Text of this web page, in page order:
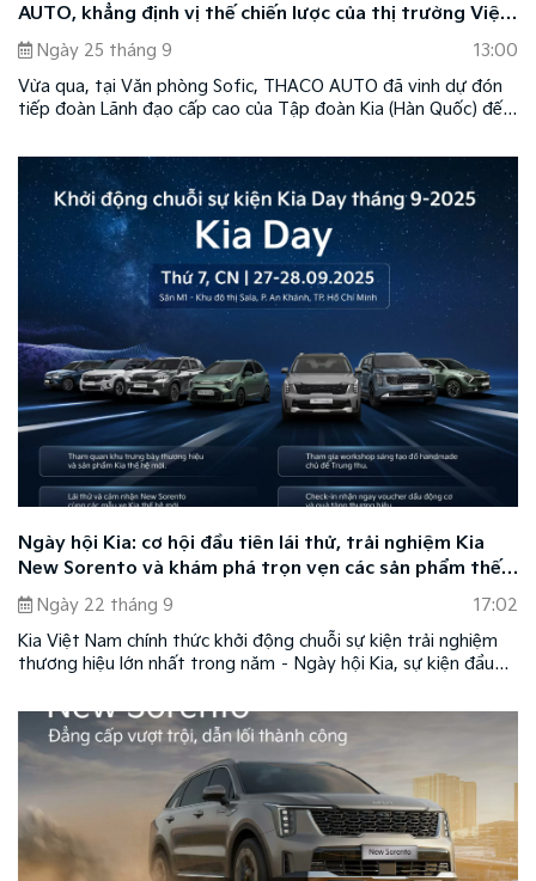
AUTO, khẳng định vị thế chiến lược của thị trường Việt
Nam
Ngày 25 tháng 9
13:00
Vừa qua, tại Văn phòng Sofic, THACO AUTO đã vinh dự đón
tiếp đoàn Lãnh đạo cấp cao của Tập đoàn Kia (Hàn Quốc) đến
quan hệ hợp tác chiến lược và thảo luận về kế hoạch phát
triển thương hiệu Kia tại Việt Nam trong giai đoạn mới.
Ngày hội Kia: cơ hội đầu tiên lái thử, trải nghiệm Kia
New Sorento và khám phá trọn vẹn các sản phẩm thế
hệ mới của Kia
Ngày 22 tháng 9
17:02
Kia Việt Nam chính thức khởi động chuỗi sự kiện trải nghiệm
thương hiệu lớn nhất trong năm – Ngày hội Kia, sự kiện đầu
28/9/2025 tại Sân M1, Khu đô thị Sala (TP. Thủ Đức, TP.HCM).